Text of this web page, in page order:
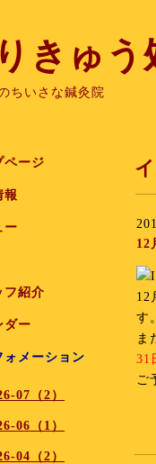
きゅう
ちいさな鍼灸院
12
12
す
ま
31
ご
ページ
報
ー
フ紹介
ダー
ォメーション
07（2）
06（1）
04（2）